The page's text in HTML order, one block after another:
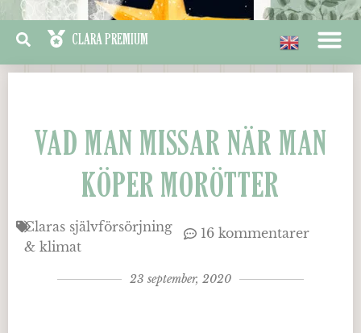
VAD MAN MISSAR NÄR MAN
KÖPER MORÖTTER
Claras självförsörjning
& klimat
16 kommentarer
23 september, 2020